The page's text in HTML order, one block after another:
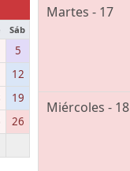
Sáb
5
12
19
26
Martes - 17
Miércoles - 18